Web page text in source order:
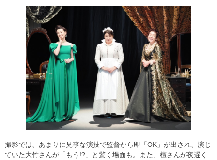
撮影では、あまりに見事な演技で監督から即「OK」が出され、演じ
ていた大竹さんが「もう!?」と驚く場面も。また、檀さんが夜遅く